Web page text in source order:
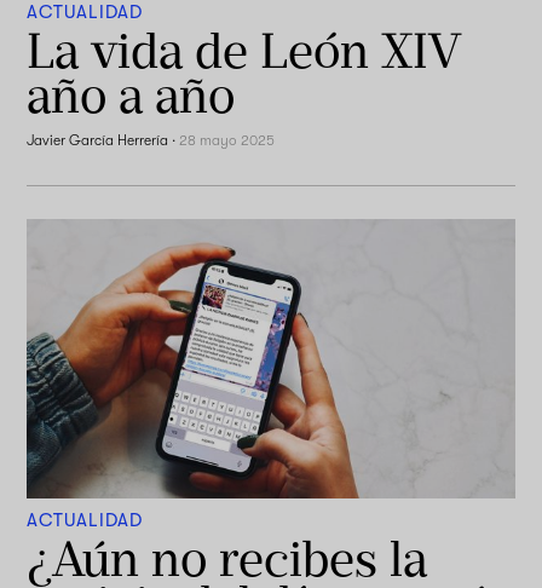
ACTUALIDAD
La vida de León XIV
año a año
Javier García Herrería ·28 mayo 2025
ACTUALIDAD
¿Aún no recibes la